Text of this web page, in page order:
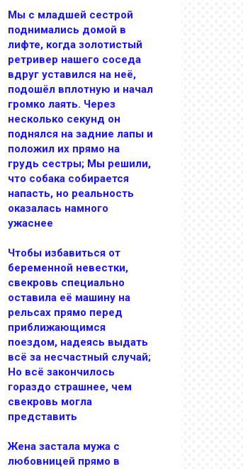
Мы с младшей сестрой
поднимались домой в
лифте, когда золотистый
ретривер нашего соседа
вдруг уставился на неё,
подошёл вплотную и начал
громко лаять. Через
несколько секунд он
поднялся на задние лапы и
положил их прямо на
грудь сестры; Мы решили,
что собака собирается
напасть, но реальность
оказалась намного
ужаснее
Чтобы избавиться от
беременной невестки,
свекровь специально
оставила её машину на
рельсах прямо перед
приближающимся
поездом, надеясь выдать
всё за несчастный случай;
Но всё закончилось
гораздо страшнее, чем
свекровь могла
представить
Жена застала мужа с
любовницей прямо в